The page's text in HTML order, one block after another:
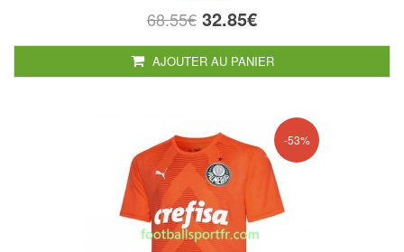
68.55€ 32.85€
AJOUTER AU PANIER
-53%